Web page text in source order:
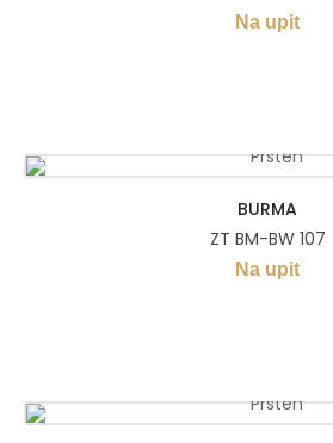
Na upit
BURMA
ZT BM-BW 107
Na upit